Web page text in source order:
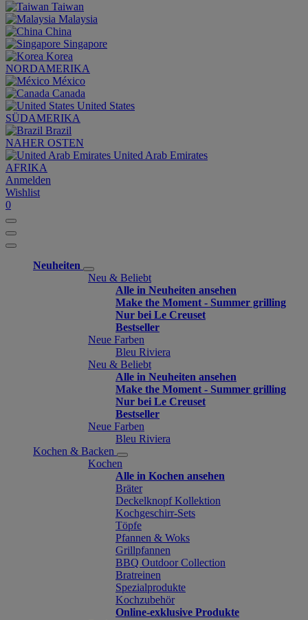
Taiwan
Malaysia
China
Singapore
Korea
NORDAMERIKA
México
Canada
United States
SÜDAMERIKA
Brazil
NAHER OSTEN
United Arab Emirates
AFRIKA
Anmelden
Wishlist
0
Neuheiten
Neu & Beliebt
Alle in Neuheiten ansehen
Make the Moment - Summer grilling
Nur bei Le Creuset
Bestseller
Neue Farben
Bleu Riviera
Neu & Beliebt
Alle in Neuheiten ansehen
Make the Moment - Summer grilling
Nur bei Le Creuset
Bestseller
Neue Farben
Bleu Riviera
Kochen & Backen
Kochen
Alle in Kochen ansehen
Bräter
Deckelknopf Kollektion
Kochgeschirr-Sets
Töpfe
Pfannen & Woks
Grillpfannen
BBQ Outdoor Collection
Bratreinen
Spezialprodukte
Kochzubehör
Online-exklusive Produkte